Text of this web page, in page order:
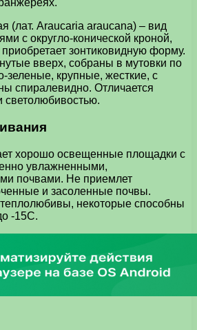
(лат. Araucaria araucana) – вид
с округло-конической кроной,
зонтиковидную форму.
вверх, собраны в мутовки по
зеленые, крупные, жесткие, с
спиралевидно. Отличается
хорошо освещенные площадки с
увлажненными,
почвами. Не приемлет
и засоленные почвы.
некоторые способны
-15С.